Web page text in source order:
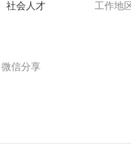
社会人才
工作地
微信分享